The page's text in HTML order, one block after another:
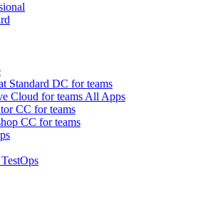
Standard DC for teams
Cloud for teams All Apps
CC for teams
CC for teams